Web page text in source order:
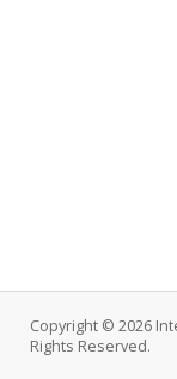
Copyright © 2026
Rights Reserved.